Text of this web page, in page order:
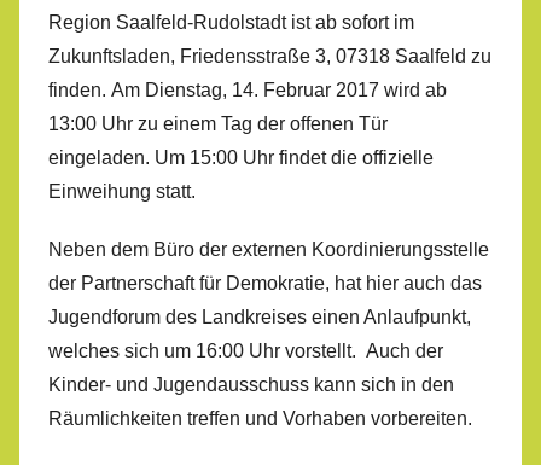
Region Saalfeld-Rudolstadt ist ab sofort im
Zukunftsladen, Friedensstraße 3, 07318 Saalfeld zu
finden. Am Dienstag, 14. Februar 2017 wird ab
13:00 Uhr zu einem Tag der offenen Tür
eingeladen. Um 15:00 Uhr findet die offizielle
Einweihung statt.
Neben dem Büro der externen Koordinierungsstelle
der Partnerschaft für Demokratie, hat hier auch das
Jugendforum des Landkreises einen Anlaufpunkt,
welches sich um 16:00 Uhr vorstellt. Auch der
Kinder- und Jugendausschuss kann sich in den
Räumlichkeiten treffen und Vorhaben vorbereiten.